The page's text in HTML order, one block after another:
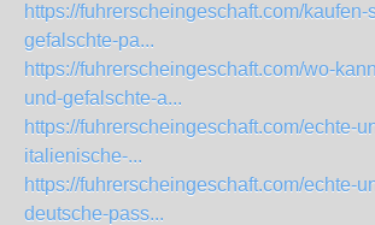
https://fuhrerscheingeschaft.com/
gefalschte-pa...
https://fuhrerscheingeschaft.com/wo-
und-gefalschte-a...
https://fuhrerscheingeschaft.com/echte-
italienische-...
https://fuhrerscheingeschaft.com/echte-
deutsche-pass...